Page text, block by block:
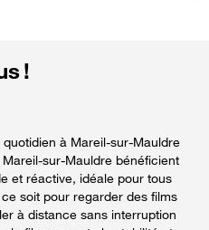
!
à Mareil-sur-Mauldre
sur-Mauldre bénéficient
et réactive, idéale pour tous
soit pour regarder des films
à distance sans interruption